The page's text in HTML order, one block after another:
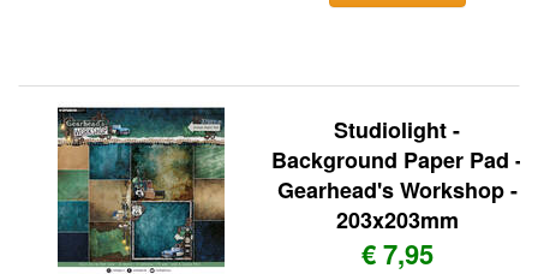
Studiolight -
Background Paper Pad -
Gearhead's Workshop -
203x203mm
€ 7,95